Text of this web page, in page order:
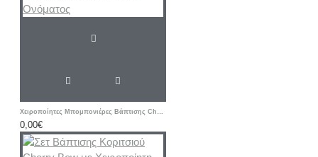
Χειροποίητες Μπομπονιέρες Βάπτισης Cherry – Υφασμάτινα Πορτοφολάκια με Αρχικό Ονόματος
0,00€